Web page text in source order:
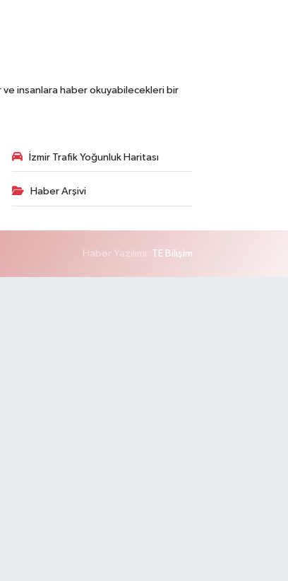
insanlara haber okuyabilecekleri bir
İzmir Trafik Yoğunluk Haritası
Haber Arşivi
Haber Yazılımı: TE Bilişim